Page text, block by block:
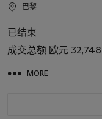
巴黎
已结束
成交总额 欧元
MORE